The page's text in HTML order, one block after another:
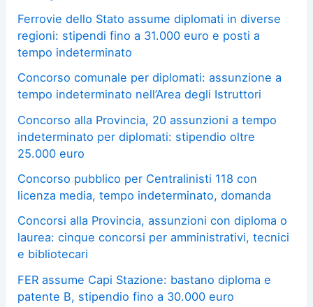
Ferrovie dello Stato assume diplomati in diverse
regioni: stipendi fino a 31.000 euro e posti a
tempo indeterminato
Concorso comunale per diplomati: assunzione a
tempo indeterminato nell’Area degli Istruttori
Concorso alla Provincia, 20 assunzioni a tempo
indeterminato per diplomati: stipendio oltre
25.000 euro
Concorso pubblico per Centralinisti 118 con
licenza media, tempo indeterminato, domanda
Concorsi alla Provincia, assunzioni con diploma o
laurea: cinque concorsi per amministrativi, tecnici
e bibliotecari
FER assume Capi Stazione: bastano diploma e
patente B, stipendio fino a 30.000 euro